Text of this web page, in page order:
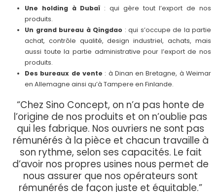
Une holding à Dubaï : qui gère tout l’export de nos
produits.
Un grand bureau à Qingdao : qui s’occupe de la partie
achat, contrôle qualité, design industriel, achats, mais
aussi toute la partie administrative pour l’export de nos
produits.
Des bureaux de vente : à Dinan en Bretagne, à Weimar
en Allemagne ainsi qu’à Tampere en Finlande.
“Chez Sino Concept, on n’a pas honte de
l’origine de nos produits et on n’oublie pas
qui les fabrique. Nos ouvriers ne sont pas
rémunérés à la pièce et chacun travaille à
son rythme, selon ses capacités. Le fait
d’avoir nos propres usines nous permet de
nous assurer que nos opérateurs sont
rémunérés de façon juste et équitable.”